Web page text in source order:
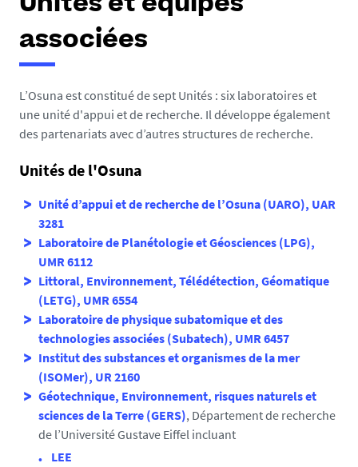
Unités et équipes
associées
L’Osuna est constitué de sept Unités : six laboratoires et
une unité d'appui et de recherche. Il développe également
des partenariats avec d’autres structures de recherche.
Unités de l'Osuna
Unité d’appui et de recherche de l’Osuna (UARO), UAR
3281
Laboratoire de Planétologie et Géosciences (LPG),
UMR 6112
Littoral, Environnement, Télédétection, Géomatique
(LETG), UMR 6554
Laboratoire de physique subatomique et des
technologies associées (Subatech), UMR 6457
Institut des substances et organismes de la mer
(ISOMer), UR 2160
Géotechnique, Environnement, risques naturels et
sciences de la Terre (GERS), Département de recherche
de l’Université Gustave Eiffel incluant
LEE